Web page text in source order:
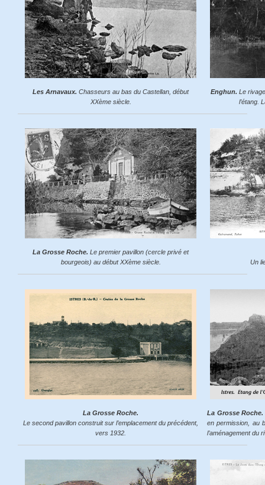
Les Arnavaux. Chasseurs au bas du Castellan, début
XXème siècle.
Enghun. Le
l’étang.
La Grosse Roche. Le premier pavillon (cercle privé et
bourgeois) au début XXème siècle.
Un
La Grosse Roche.
Le second pavillon construit sur l’emplacement du précédent,
vers 1932.
La Grosse Roche.
en permission, au
l’aménagement du